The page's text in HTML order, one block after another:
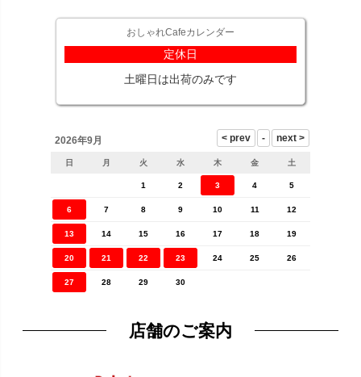
おしゃれCafeカレンダー
定休日
土曜日は出荷のみです
2026年9月
日 月 火 水 木 金 土
1 2 3 4 5
6 7 8 9 10 11 12
13 14 15 16 17 18 19
20 21 22 23 24 25 26
27 28 29 30
店舗のご案内